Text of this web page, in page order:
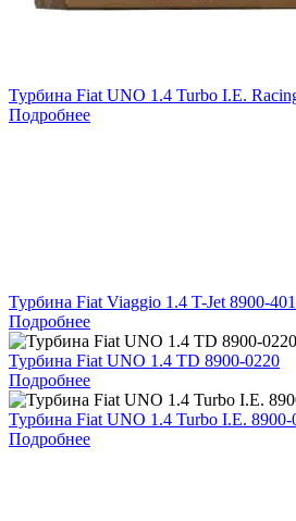
Турбина Fiat UNO 1.4 Turbo I.E.
Подробнее
Турбина Fiat Viaggio 1.4 T-Jet 8900-
Подробнее
Турбина Fiat UNO 1.4 TD 8900-0220
Подробнее
Турбина Fiat UNO 1.4 Turbo I.E. 8900-
Подробнее